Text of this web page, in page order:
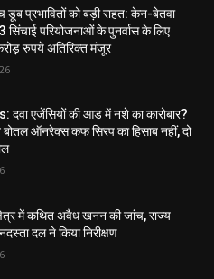
डूब प्रभावितों को बड़ी राहत: केन-बेतवा
सिंचाई परियोजनाओं के पुनर्वास के लिए
रुपये अतिरिक्त मंजूर
दवा एजेंसियों की आड़ में नशे का कारोबार?
ऑनरेक्स कफ सिरप का हिसाब नहीं, दो
में कथित अवैध खनन की जांच, राज्य
दल ने किया निरीक्षण